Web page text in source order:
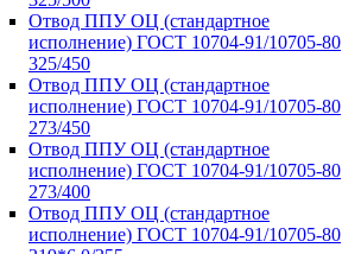
Отвод ППУ ОЦ (стандартное
исполнение) ГОСТ 10704-91/10705-80
325/450
Отвод ППУ ОЦ (стандартное
исполнение) ГОСТ 10704-91/10705-80
273/450
Отвод ППУ ОЦ (стандартное
исполнение) ГОСТ 10704-91/10705-80
273/400
Отвод ППУ ОЦ (стандартное
исполнение) ГОСТ 10704-91/10705-80